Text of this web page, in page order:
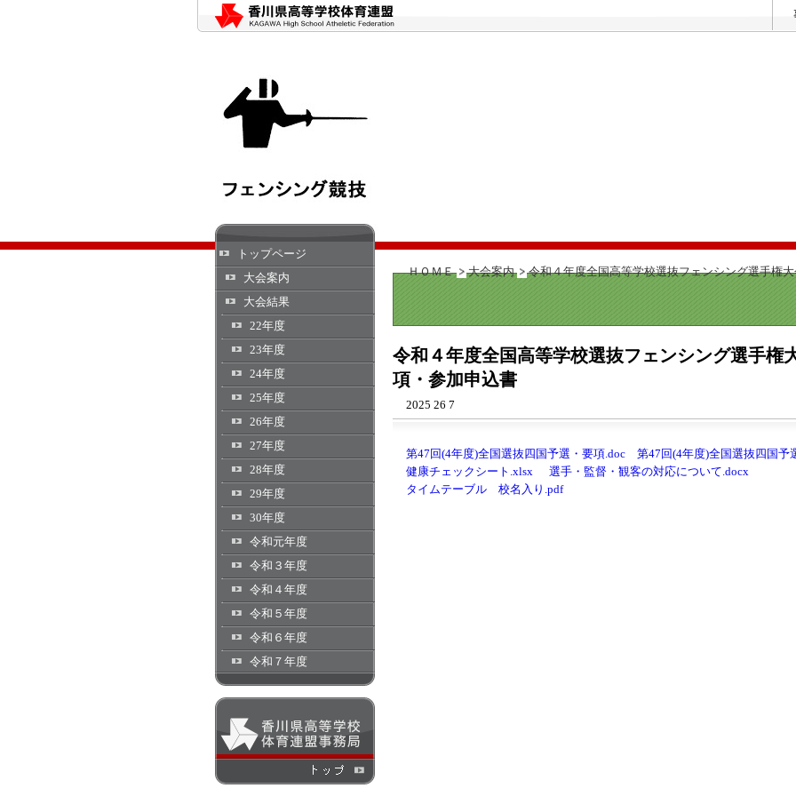
トップページ
大会案内
大会結果
22年度
23年度
24年度
25年度
26年度
27年度
28年度
29年度
30年度
令和元年度
令和３年度
令和４年度
令和５年度
令和６年度
令和７年度
ＨＯＭＥ 大会案内 令和４年度全国高等学校選抜フェンシング選手権
令和４年度全国高等学校選抜フェンシング選手
項・参加申込書
2025 26 7
第47回(4年度)全国選抜四国予選・要項.doc
第47回(4年度)全国選抜四国予
健康チェックシート.xlsx
選手・監督・観客の対応について.docx
タイムテーブル 校名入り.pdf